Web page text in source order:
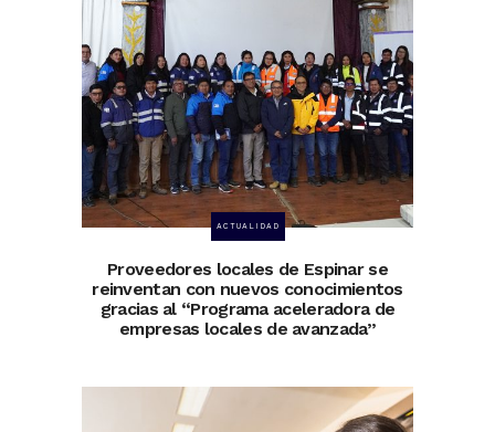
ACTUALIDAD
Proveedores locales de Espinar se
reinventan con nuevos conocimientos
gracias al “Programa aceleradora de
empresas locales de avanzada”